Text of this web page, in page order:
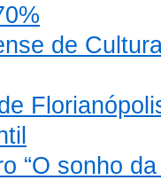
de
“O sonho